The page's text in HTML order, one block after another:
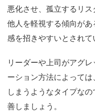
悪化させ、孤立するリス
他人を軽視する傾向が
感を招きやすいとされて
リーダーや上司がアグ
ーション方法によって
しまうようなタイプな
善しましょう。